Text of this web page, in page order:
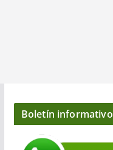
Boletín informativo